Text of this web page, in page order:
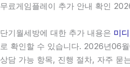
무료게임플레이 추가 안내 확인
단기월세방에 대한 추가 내용은 미
로 확인할 수 있습니다. 2026년06
상담 가능 항목, 진행 절차, 자주 묻